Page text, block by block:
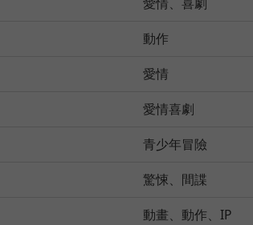
動作
愛情
愛情喜劇
青少年冒險
驚悚、間諜
動畫、動作、IP